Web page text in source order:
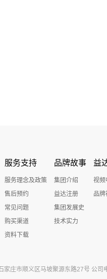
服务支持
服务理念及政策
售后预约
常见问题
购买渠道
资料下载
品牌故事
集团介绍
益达注册
集团发展史
技术实力
益
视频
品牌
家庄市顺义区马坡聚源东路27号 公